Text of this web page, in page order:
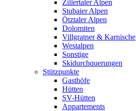
Zillertaler Alpen
Stubaier Alpen
Ötztaler Alpen
Dolomiten
Villgratner & Karnische
Westalpen
Sonstige
Skidurchquerungen
Stützpunkte
Gasthöfe
Hütten
SV-Hütten
Appartements